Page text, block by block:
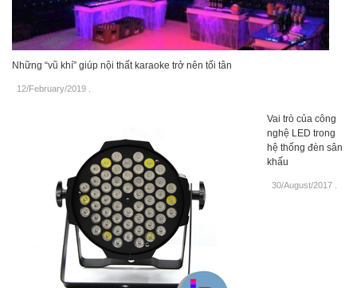
Những “vũ khí” giúp nội thất karaoke trở nên tối tân
12/February/2019
Vai trò của công
nghệ LED trong
hệ thống đèn sân
khấu
30/August/2017